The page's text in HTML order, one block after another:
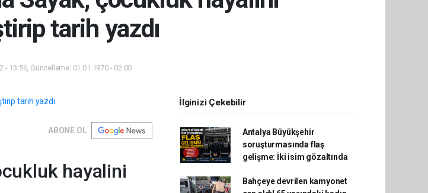
tarih yazdı
- 13:56, Güncelleme: 01.01.1970 - 02:00
ABONE OL
hayalini
İlginizi Çekebilir
Antalya Büyükşehir
soruşturmasında flaş
gelişme: İki isim gözaltında
Bahçeye devrilen kamyonet